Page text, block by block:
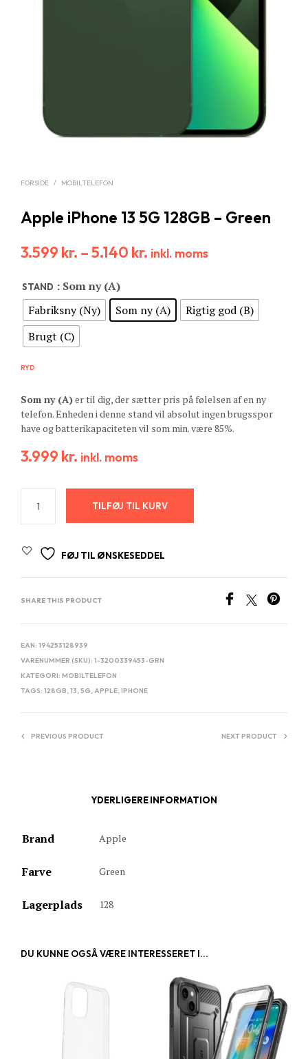
FORSIDE / MOBILTELEFON
Apple iPhone 13 5G 128GB – Green
3.599 kr. –5.140 kr. inkl. moms
STAND : Som ny (A)
Fabriksny (Ny)
Som ny (A)
Rigtig god (B)
Brugt (C)
RYD
Som ny (A)er til dig, der sætter pris på følelsen af en ny
telefon. Enheden i denne stand vil absolut ingen brugsspor
have og batterikapaciteten vil som min. være 85%.
3.999 kr. inkl. moms
TILFØJ TIL KURV
FØJ TIL ØNSKESEDDEL
SHARE THIS PRODUCT
EAN: 194253128939
VARENUMMER (SKU): 1-3200339453-GRN
KATEGORI: MOBILTELEFON
TAGS: 128GB,13,5G,APPLE,IPHONE
PREVIOUS PRODUCT NEXT PRODUCT
YDERLIGERE INFORMATION
Brand Apple
Farve Green
Lagerplads 128
DU KUNNE OGSÅ VÆRE INTERESSERET I...